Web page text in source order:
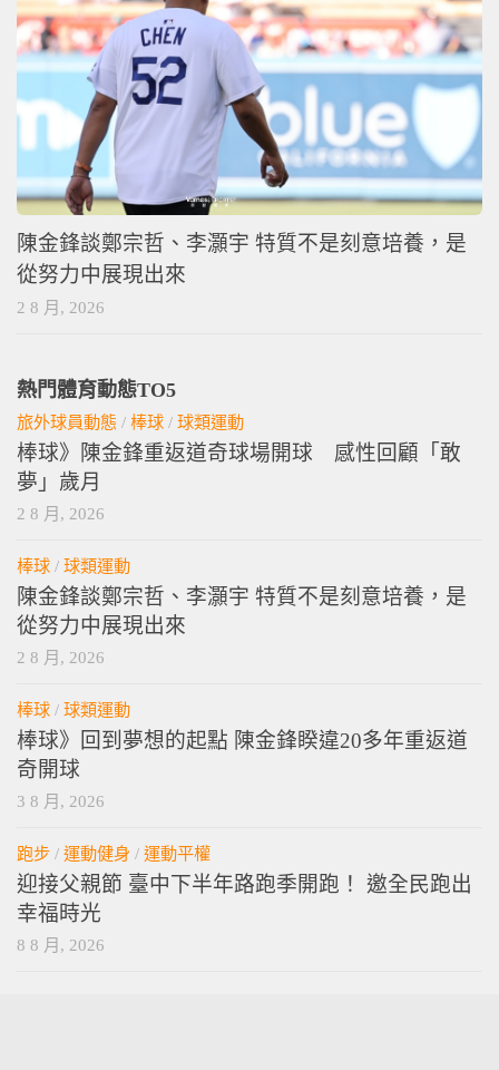
陳金鋒談鄭宗哲、李灝宇 特質不是刻意培養，是
從努力中展現出來
2 8 月, 2026
熱門體育動態TO5
旅外球員動態 / 棒球 / 球類運動
棒球》陳金鋒重返道奇球場開球 感性回顧「敢
夢」歲月
2 8 月, 2026
棒球 / 球類運動
陳金鋒談鄭宗哲、李灝宇 特質不是刻意培養，是
從努力中展現出來
2 8 月, 2026
棒球 / 球類運動
棒球》回到夢想的起點 陳金鋒睽違20多年重返道
奇開球
3 8 月, 2026
跑步 / 運動健身 / 運動平權
迎接父親節 臺中下半年路跑季開跑！ 邀全民跑出
幸福時光
8 8 月, 2026